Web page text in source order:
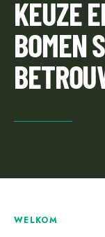
KEUZE
BOMEN
WELKOM